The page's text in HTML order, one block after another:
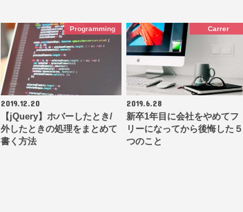
Programming
2019.12.20
【jQuery】ホバーしたとき/
外したときの処理をまとめて
書く方法
Carrer
2019.6.28
新卒1年目に会社をやめてフ
リーになってから後悔した５
つのこと